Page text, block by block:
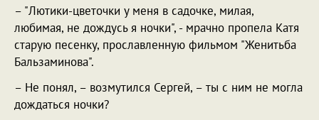
– "Лютики-цветочки у меня в садочке, милая,
любимая, не дождусь я ночки", - мрачно пропела Катя
старую песенку, прославленную фильмом "Женитьба
Бальзаминова".
– Не понял, – возмутился Сергей, – ты с ним не могла
дождаться ночки?